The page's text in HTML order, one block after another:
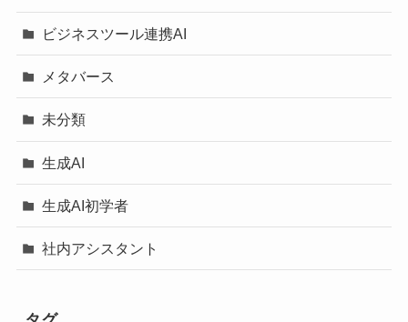
ビジネスツール連携AI
メタバース
未分類
生成AI
生成AI初学者
社内アシスタント